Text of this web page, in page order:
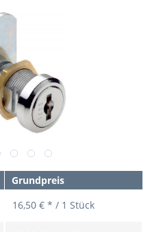
Grundpreis
16,50 € * / 1 Stück